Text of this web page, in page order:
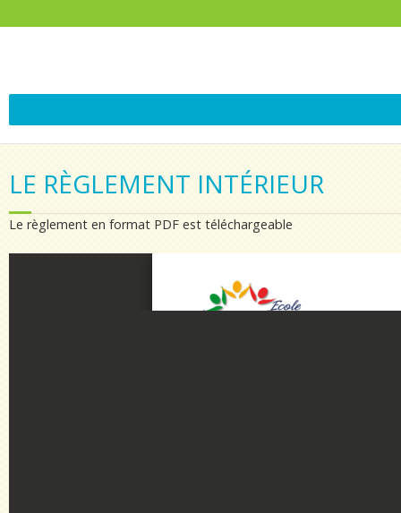
LE RÈGLEMENT INTÉRIEUR
Le règlement en format PDF est téléchargeable